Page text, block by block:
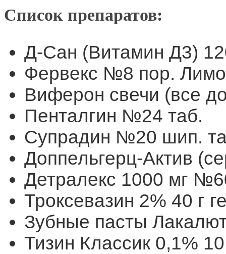
Список препаратов:
Д-Сан (Витамин Д3)
Фервекс №8 пор.
Виферон свечи (все
Пенталгин №24 таб.
Супрадин №20 шип.
Доппельгерц-Актив
Детралекс 1000 мг
Троксевазин 2% 40 г
Зубные пасты
Тизин Классик 0,1%